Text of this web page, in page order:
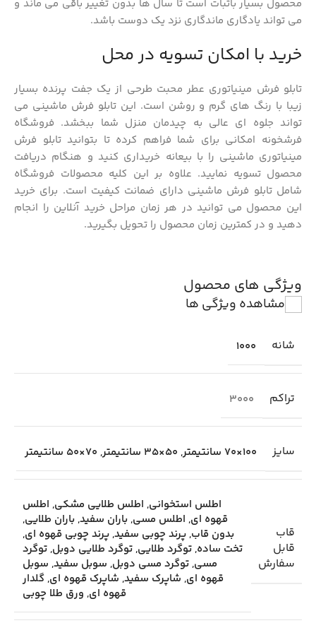
محصول بسیار باثبات است تا سال ها بدون تغییر باقی می ماند و
می تواند یادگاری ماندگاری نزد یک دوست باشد.
خرید با امکان تسویه در محل
تابلو فرش مینیاتوری عطر محبت طرحی از یک جفت پرنده بسیار
زیبا با رنگ های گرم و روشن است. این تابلو فرش ماشینی می
تواند جلوه ای عالی به چیدمان منزل شما ببخشد. فروشگاه
فرشخونه امکانی برای شما فراهم کرده تا بتوانید تابلو فرش
مینیاتوری ماشینی را با بیعانه خریداری کنید و هنگام دریافت
محصول تسویه نمایید. علاوه بر این کلیه محصولات فروشگاه
شامل تابلو فرش ماشینی دارای ضمانت کیفیت است. برای خرید
این محصول می توانید در هر زمان مراحل خرید آنلاین را انجام
دهید و در کمترین زمان محصول را تحویل بگیرید.
ویژگی های محصول
مشاهده ویژگی ها
شانه 1000
تراکم 3000
سایز 100×70 سانتیمتر , 50×35 سانتیمتر , 70×50 سانتیمتر
قاب
قابل
سفارش
اطلس استخوانی, اطلس طلایی مشکی, اطلس
قهوه ای, اطلس مسی,باران سفید,باران طلایی,
بدون قاب,پرند چوبی سفید,پرند چوبی قهوه ای,
تخت ساده,توگرد طلایی,توگرد طلایی دوبل,توگرد
مسی,توگرد مسی دوبل, سوبل سفید, سوبل
قهوه ای, شاپرک سفید, شاپرک قهوه ای,گلدار
قهوه ای, ورق طلا چوبی